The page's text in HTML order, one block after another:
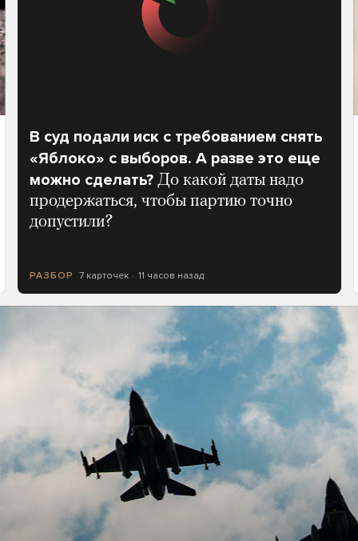
В суд подали иск с требованием снять
«Яблоко» с выборов. А разве это еще
можно сделать? До какой даты надо
продержаться, чтобы партию точно
допустили?
РАЗБОР 7 карточек 11 часов назад